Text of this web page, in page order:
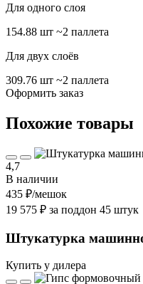
Для одного слоя
154.88 шт ~2 паллета
Для двух слоёв
309.76 шт ~2 паллета
Оформить заказ
Похожие товары
4,7
В наличии
435 ₽/мешок
19 575 ₽ за поддон 45 штук
Штукатурка
Купить у дилера